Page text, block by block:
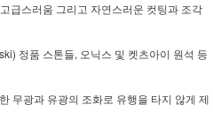
급스러움 그리고 자연스러운 컷팅과 조각
정품 스톤들, 오닉스 및 켓츠아이 원석 등
무광과 유광의 조화로 유행을 타지 않게 제